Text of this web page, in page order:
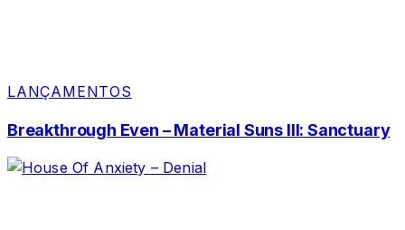
LANÇAMENTOS
Breakthrough Even – Material Suns III: Sanctuary